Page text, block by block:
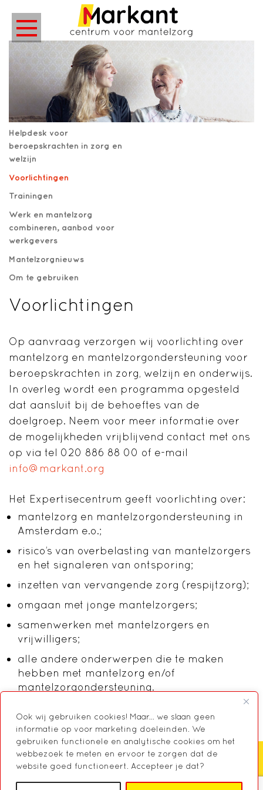
Ook wij gebruiken cookies! Maar... we slaan geen
informatie op voor marketing doeleinden. We
gebruiken functionele en analytische cookies om het
webbezoek te meten en ervoor te zorgen dat de
website goed functioneert. Accepteer je dat?
Helpdesk voor
beroepskrachten in zorg en
welzijn
Voorlichtingen
Trainingen
Werk en mantelzorg
combineren, aanbod voor
werkgevers
Mantelzorgnieuws
Om te gebruiken
Voorlichtingen
Op aanvraag verzorgen wij voorlichting over
mantelzorg en mantelzorgondersteuning voor
beroepskrachten in zorg, welzijn en onderwijs.
In overleg wordt een programma opgesteld
dat aansluit bij de behoeftes van de
doelgroep. Neem voor meer informatie over
de mogelijkheden vrijblijvend contact met ons
op via tel 020 886 88 00 of e-mail
info@markant.org
Het Expertisecentrum geeft voorlichting over:
mantelzorg en mantelzorgondersteuning in
Amsterdam e.o.;
risico’s van overbelasting van mantelzorgers
en het signaleren van ontsporing;
inzetten van vervangende zorg (respijtzorg);
omgaan met jonge mantelzorgers;
samenwerken met mantelzorgers en
vrijwilligers;
alle andere onderwerpen die te maken
hebben met mantelzorg en/of
mantelzorgondersteuning.
Zoeken